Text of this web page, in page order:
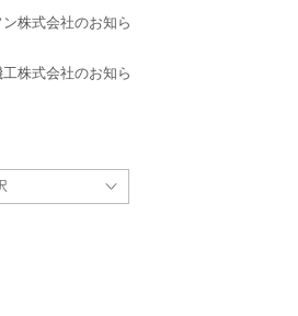
株式会社のお知ら
株式会社のお知ら